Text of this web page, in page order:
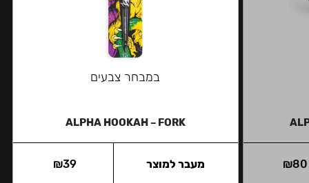
₪80
במבחר צבעים
ALPHA HOOKAH – FORK
₪39 מעבר למוצר